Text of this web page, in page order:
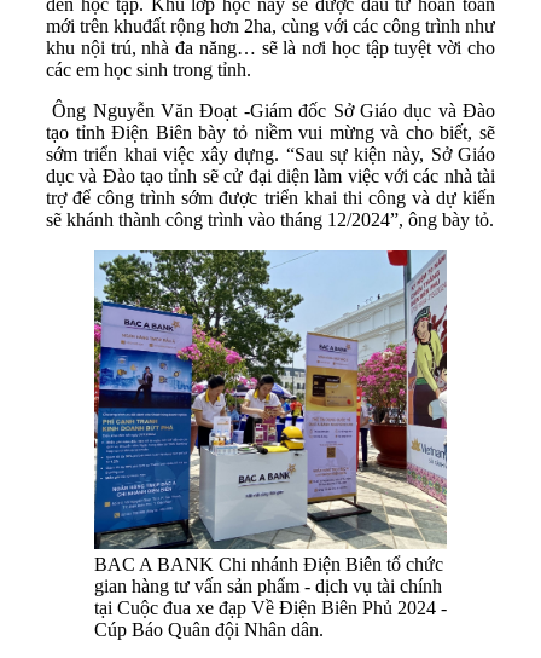
mới trên khuđất rộng hơn 2ha, cùng với các công trình như
khu nội trú, nhà đa năng… sẽ là nơi học tập tuyệt vời cho
các em học sinh trong tỉnh.
Ông Nguyễn Văn Đoạt -Giám đốc Sở Giáo dục và Đào
tạo tỉnh Điện Biên bày tỏ niềm vui mừng và cho biết, sẽ
sớm triển khai việc xây dựng. “Sau sự kiện này, Sở Giáo
dục và Đào tạo tỉnh sẽ cử đại diện làm việc với các nhà tài
trợ để công trình sớm được triển khai thi công và dự kiến
sẽ khánh thành công trình vào tháng 12/2024”, ông bày tỏ.
BAC A BANK Chi nhánh Điện Biên tổ chức
gian hàng tư vấn sản phẩm - dịch vụ tài chính
tại Cuộc đua xe đạp Về Điện Biên Phủ 2024 -
Cúp Báo Quân đội Nhân dân.